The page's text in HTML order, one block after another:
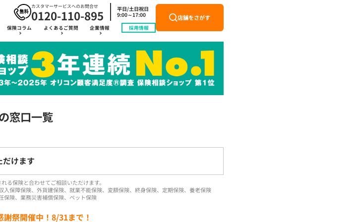
カスタマーサービスへのお問合せ
0120-110-895
平日/土日祝日
9:00～17:00
保険コラム よくあるご質問 企業情報 採用情報
店舗をさがす
窓口一覧
けます
る保険と合わせてご相談いただけます。
保障保険、外貨建保険、就業不能保険、変額保険、終身保険、定期保険、養老保険
保険、業務災害補償保険、ペット保険
謝祭開催中！8/31まで！